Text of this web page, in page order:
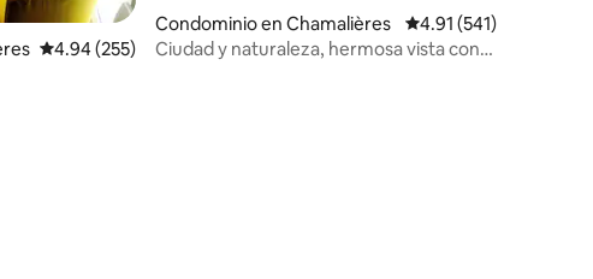
Calificación promedio: 4.94 de 5; 255 evaluaciones
4.94 (255)
Condominio en Chamalières Calificación promedio:
4.91 (541)
Ciudad y naturaleza, hermosa vista con